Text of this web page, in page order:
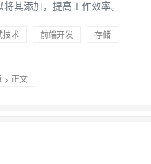
其添加，提高工作效率。
技术 前端开发
存储
> 正文